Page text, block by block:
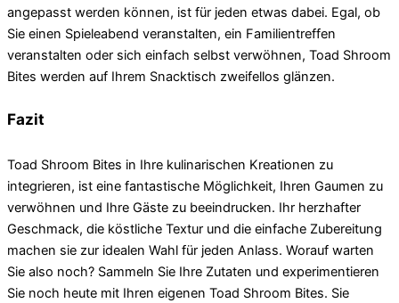
angepasst werden können, ist für jeden etwas dabei. Egal, ob
Sie einen Spieleabend veranstalten, ein Familientreffen
veranstalten oder sich einfach selbst verwöhnen, Toad Shroom
Bites werden auf Ihrem Snacktisch zweifellos glänzen.
Fazit
Toad Shroom Bites in Ihre kulinarischen Kreationen zu
integrieren, ist eine fantastische Möglichkeit, Ihren Gaumen zu
verwöhnen und Ihre Gäste zu beeindrucken. Ihr herzhafter
Geschmack, die köstliche Textur und die einfache Zubereitung
machen sie zur idealen Wahl für jeden Anlass. Worauf warten
Sie also noch? Sammeln Sie Ihre Zutaten und experimentieren
Sie noch heute mit Ihren eigenen Toad Shroom Bites. Sie